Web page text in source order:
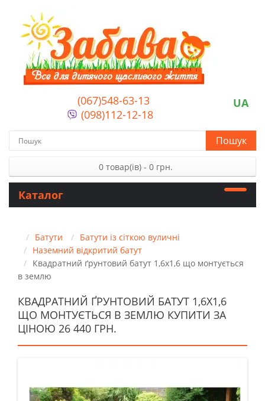
(067)548-63-13
(098)112-12-18
UA
Пошук
0 товар(ів) - 0 грн.
Каталог
Батути
Батути із сіткою вуличні
Наземний відкритий батут
Квадратний ґрунтовий батут 1,6х1,6 що монтується
в землю
КВАДРАТНИЙ ҐРУНТОВИЙ БАТУТ 1,6Х1,6
ЩО МОНТУЄТЬСЯ В ЗЕМЛЮ КУПИТИ ЗА
ЦІНОЮ 26 440 ГРН.